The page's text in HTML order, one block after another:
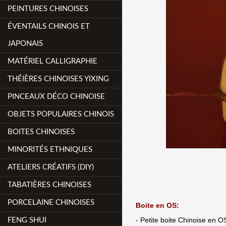
PEINTURES CHINOISES
ÉVENTAILS CHINOIS ET
JAPONAIS
MATÉRIEL CALLIGRAPHIE
THÉIÈRES CHINOISES YIXING
PINCEAUX DÉCO CHINOISE
OBJETS POPULAIRES CHINOIS
BOITES CHINOISES
MINORITÉS ETHNIQUES
ATELIERS CRÉATIFS (DIY)
TABATIÈRES CHINOISES
PORCELAINE CHINOISES
FENG SHUI
Boite en OS:
- Petite boite Chinoise en